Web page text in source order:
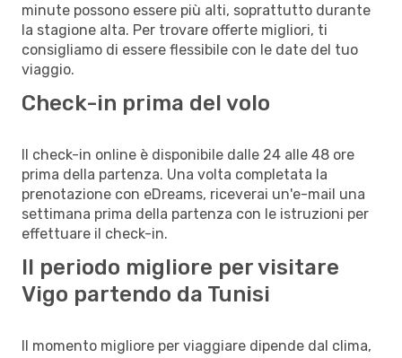
minute possono essere più alti, soprattutto durante
la stagione alta. Per trovare offerte migliori, ti
consigliamo di essere flessibile con le date del tuo
viaggio.
Check-in prima del volo
Il check-in online è disponibile dalle 24 alle 48 ore
prima della partenza. Una volta completata la
prenotazione con eDreams, riceverai un'e-mail una
settimana prima della partenza con le istruzioni per
effettuare il check-in.
Il periodo migliore per visitare
Vigo partendo da Tunisi
Il momento migliore per viaggiare dipende dal clima,